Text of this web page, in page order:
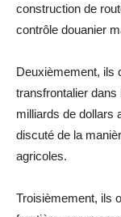
construction de
contrôle douanier
Deuxièmement, ils
transfrontalier dans
milliards de dollars
discuté de la
agricoles.
Troisièmement, ils